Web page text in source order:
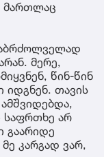
მართლაც
მერე,
წინ-წინ
იდგნენ. თავის
საფრთხე არ
გაარიდე
კარგად ვარ,